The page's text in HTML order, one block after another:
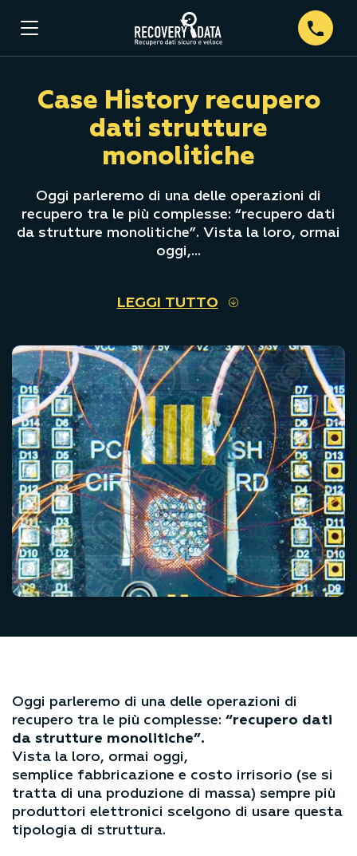
Case History recupero
dati strutture
monolitiche
Oggi parleremo di una delle operazioni di
recupero tra le più complesse: “recupero dati
da strutture monolitiche”. Vista la loro, ormai
oggi,...
LEGGI TUTTO
Oggi parleremo di una delle operazioni di
recupero tra le più complesse: “recupero dati
da strutture monolitiche”.
Vista la loro, ormai oggi,
semplice fabbricazione e costo irrisorio (se si
tratta di una produzione di massa) sempre più
produttori elettronici scelgono di usare questa
tipologia di struttura.